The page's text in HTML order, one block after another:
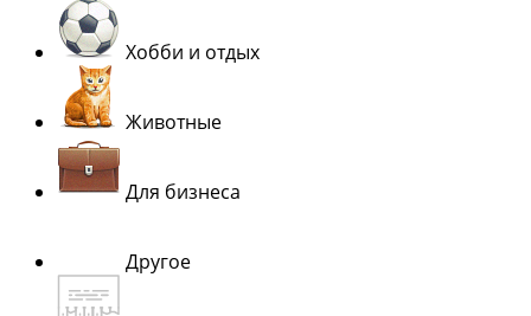
Хобби и отдых
Животные
Для бизнеса
Другое